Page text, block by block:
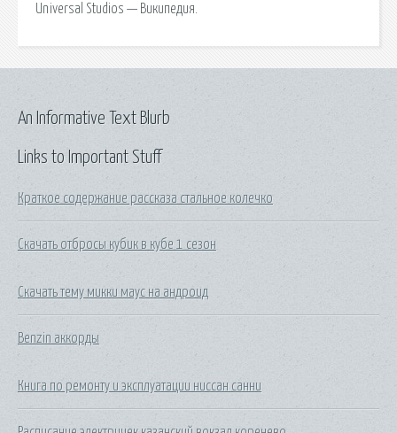
Universal Studios — Википедия.
Links to Important Stuff
Краткое содержание рассказа стальное колечко
Скачать отбросы кубик в кубе 1 сезон
Скачать тему микки маус на андроид
Benzin аккорды
Книга по ремонту и эксплуатации ниссан санни
An Informative Text Blurb